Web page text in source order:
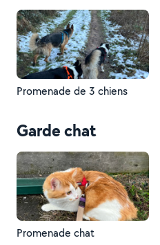
Promenade de 3 chiens
Garde chat
Promenade chat